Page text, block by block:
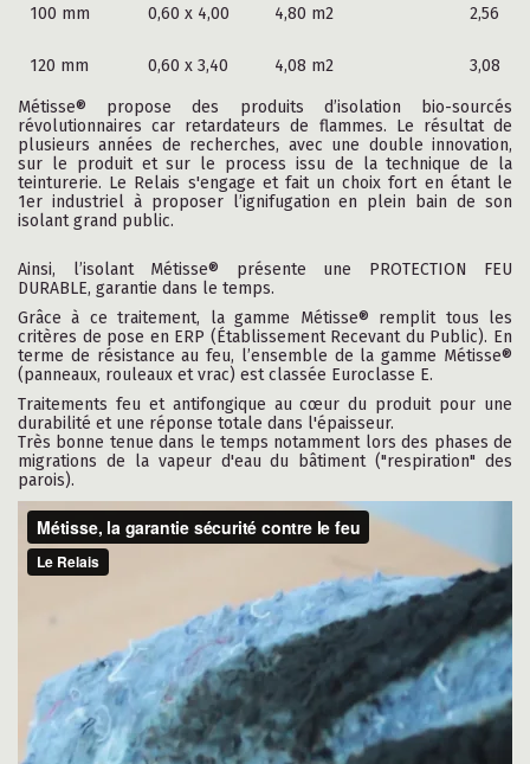
100 mm 0,60 x 4,00 4,80 m2 2,56
120 mm 0,60 x 3,40 4,08 m2 3,08
Métisse® propose des produits d’isolation bio-sourcés
révolutionnaires car retardateurs de flammes. Le résultat de
plusieurs années de recherches, avec une double innovation,
sur le produit et sur le process issu de la technique de la
teinturerie. Le Relais s'engage et fait un choix fort en étant le
1er industriel à proposer l’ignifugation en plein bain de son
isolant grand public.
Ainsi, l’isolant Métisse® présente une PROTECTION FEU
DURABLE, garantie dans le temps.
Grâce à ce traitement, la gamme Métisse® remplit tous les
critères de pose en ERP (Établissement Recevant du Public). En
terme de résistance au feu, l’ensemble de la gamme Métisse®
(panneaux, rouleaux et vrac) est classée Euroclasse E.
Traitements feu et antifongique au cœur du produit pour une
durabilité et une réponse totale dans l'épaisseur.
Très bonne tenue dans le temps notamment lors des phases de
migrations de la vapeur d'eau du bâtiment ("respiration" des
parois).